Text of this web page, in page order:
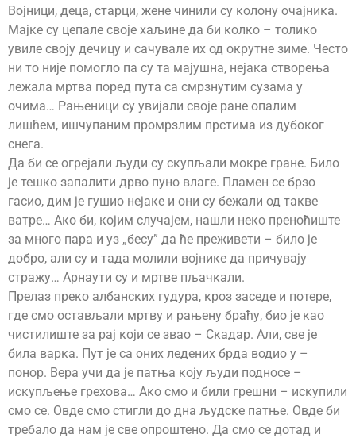
Војници, деца, старци, жене чинили су колону очајника.
Мајке су цепале своје хаљине да би колко – толико
увиле своју дечицу и сачувале их од окрутне зиме. Често
ни то није помогло па су та мајушна, нејака створења
лежала мртва поред пута са смрзнутим сузама у
очима… Рањеници су увијали своје ране опалим
лишћем, ишчупаним промрзлим прстима из дубоког
снега.
Да би се огрејали људи су скупљали мокре гране. Било
је тешко запалити дрво пуно влаге. Пламен се брзо
гасио, дим је гушио нејаке и они су бежали од такве
ватре… Ако би, којим случајем, нашли неко преноћиште
за много пара и уз „бесу” да ће преживети – било је
добро, али су и тада молили војнике да причувају
стражу… Арнаути су и мртве пљачкали.
Прелаз преко албанских гудура, кроз заседе и потере,
где смо остављали мртву и рањену браћу, био је као
чистилиште за рај који се звао – Скадар. Али, све је
била варка. Пут је са оних ледених брда водио у –
понор. Вера учи да је патња коју људи подносе –
искупљење грехова… Ако смо и били грешни – искупили
смо се. Овде смо стигли до дна људске патње. Овде би
требало да нам је све опроштено. Да смо се дотад и